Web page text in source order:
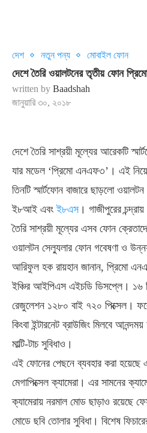
দেশ নতুন পন্য মোবাইল ফোন
দেশে তৈরি ওয়ালটনের তৃতীয় ফোন
written by Baadshah
জানুয়ারি ৩০, ২০১৮
দেশে তৈরি সাশ্রয়ী মূল্যের আরেকটি
যার মডেল ‘প্রিমো এনএফ৩’। এই নিয়ে
তিনটি স্মার্টফোন বাজারে ছাড়লো
ই৮আই এবং ই৮এস। গাজীপুরের
তৈরি সাশ্রয়ী মূল্যের এসব ফোন
ওয়ালটন সেল্যুলার ফোন গবেষণা ও
আরিফুল হক রায়হান জানান, প্রিমো
ইঞ্চির আইপিএস এইচডি ডিসপ্লে। ১৬
রেজুলেশন ১২৮০ বাই ৭২০ পিক্সেল।
কিংবা ইন্টারনেট ব্রাউজিং মিলবে
মাল্টি-টাচ সুবিধাও।
এই ফোনের পেছনে ব্যবহার করা
মেগাপিক্সেল ক্যামেরা। এর সামনের
ক্যামেরায় নরমাল মোড ছাড়াও রয়েছে
মোডে ছবি তোলার সুবিধা। বিশেষ